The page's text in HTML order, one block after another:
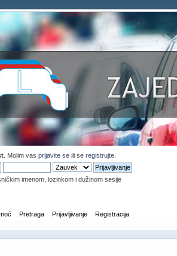
. Molim vas prijavite se ili se registrujte
imenom, lozinkom i dužinom sesije
Pretraga Prijavljivanje Registracija